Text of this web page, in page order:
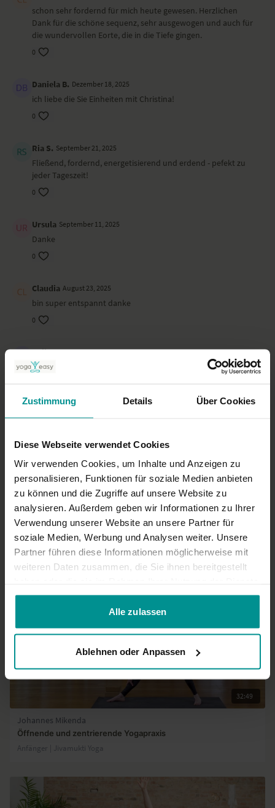
Zustimmung Details Über Cookies
Diese Webseite verwendet Cookies
Wir verwenden Cookies, um Inhalte und Anzeigen zu
personalisieren, Funktionen für soziale Medien anbieten
zu können und die Zugriffe auf unsere Website zu
analysieren. Außerdem geben wir Informationen zu Ihrer
Verwendung unserer Website an unsere Partner für
soziale Medien, Werbung und Analysen weiter. Unsere
Partner führen diese Informationen möglicherweise mit
weiteren Daten zusammen, die Sie ihnen bereitgestellt
gesammelt haben.
Alle zulassen
Ablehnen oder Anpassen
Kobra Variante auf den Fingerkuppen
Heuschrecke – Shalabasana
Krieger II – Virabhadrasana II
Seitstütz Variante – Vasisthasana
Stellung des Pranam
liegender Twist – Makarasana
Shavasana
Öffnend und fokussierend
Besonders zu beachten bei diesem Yoga-Video
Ggf. lege dir einen Gurt und Blöcke bereit. Bleibe präsent und
Ort und Ausstattung
Dieses Yoga-Video haben wir im wunderschönen
schon sehr fordernd für mich heute gewesen. Herzlichen
Dank für die schöne sequenz, sehr ausgewogen und auch für
die wundervollen Eorte, die in die Tiefe gingen.
0
Daniela B. Dezember 18, 2025
ich liebe die Sie Einheiten mit Christina!
0
Ria S. September 21, 2025
Fließend, fordernd, energetisierend und erdend - pefekt zu
jeder Tageszeit!
0
Ursula September 11, 2025
Danke
0
Claudia August 23, 2025
bin super entspannt danke
0
Heike O. August 20, 2025
Tolle Anleitung die Anusaraansagen machen den Unterschied
super gut
0
Mehr laden
Ähnliche Videos
32:49
Johannes Mikenda
Öffnende und zentrierende Yogapraxis
Anfänger | Jivamukti Yoga